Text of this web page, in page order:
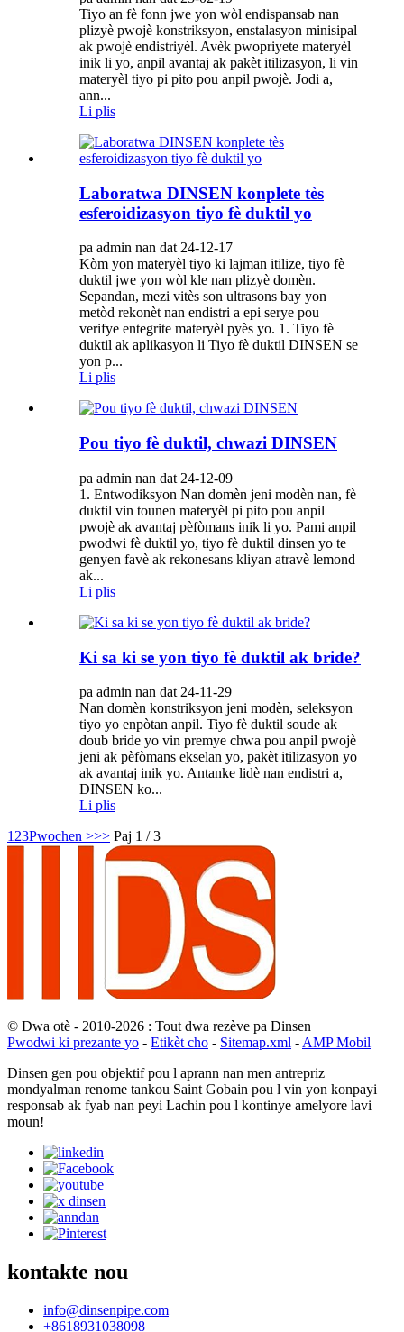
Tiyo an fè fonn jwe yon wòl endispansab nan
plizyè pwojè konstriksyon, enstalasyon minisipal
ak pwojè endistriyèl. Avèk pwopriyete materyèl
inik li yo, anpil avantaj ak pakèt itilizasyon, li vin
materyèl tiyo pi pito pou anpil pwojè. Jodi a,
ann...
Li plis
Laboratwa DINSEN konplete tès
esferoidizasyon tiyo fè duktil yo
pa admin nan dat 24-12-17
Kòm yon materyèl tiyo ki lajman itilize, tiyo fè
duktil jwe yon wòl kle nan plizyè domèn.
Sepandan, mezi vitès son ultrasons bay yon
metòd rekonèt nan endistri a epi serye pou
verifye entegrite materyèl pyès yo. 1. Tiyo fè
duktil ak aplikasyon li Tiyo fè duktil DINSEN se
yon p...
Li plis
Pou tiyo fè duktil, chwazi DINSEN
pa admin nan dat 24-12-09
1. Entwodiksyon Nan domèn jeni modèn nan, fè
duktil vin tounen materyèl pi pito pou anpil
pwojè ak avantaj pèfòmans inik li yo. Pami anpil
pwodwi fè duktil yo, tiyo fè duktil dinsen yo te
genyen favè ak rekonesans kliyan atravè lemond
ak...
Li plis
Ki sa ki se yon tiyo fè duktil ak bride?
pa admin nan dat 24-11-29
Nan domèn konstriksyon jeni modèn, seleksyon
tiyo yo enpòtan anpil. Tiyo fè duktil soude ak
doub bride yo vin premye chwa pou anpil pwojè
jeni ak pèfòmans ekselan yo, pakèt itilizasyon yo
ak avantaj inik yo. Antanke lidè nan endistri a,
DINSEN ko...
Li plis
1 23Pwochen >>> Paj 1 / 3
© Dwa otè - 2010-2026 : Tout dwa rezève pa Dinsen
Pwodwi ki prezante yo - Etikèt cho - Sitemap.xml - AMP Mobil
Dinsen gen pou objektif pou l aprann nan men antrepriz
mondyalman renome tankou Saint Gobain pou l vin yon konpayi
responsab ak fyab nan peyi Lachin pou l kontinye amelyore lavi
moun!
kontakte nou
info@dinsenpipe.com
+8618931038098